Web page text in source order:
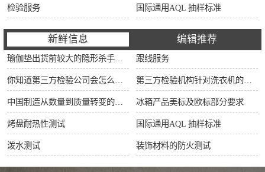
检验服务 国际通用AQL 抽样标准
新鲜信息 编辑推荐
跟线服务
冰箱产品美标及欧标部分要求
烤盘耐热性测试 国际通用AQL 抽样标准
泼水测试 装饰材料的防火测试